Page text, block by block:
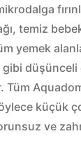
mikrodalga
temiz
yemek
düşünceli
Tüm
küçük
ve